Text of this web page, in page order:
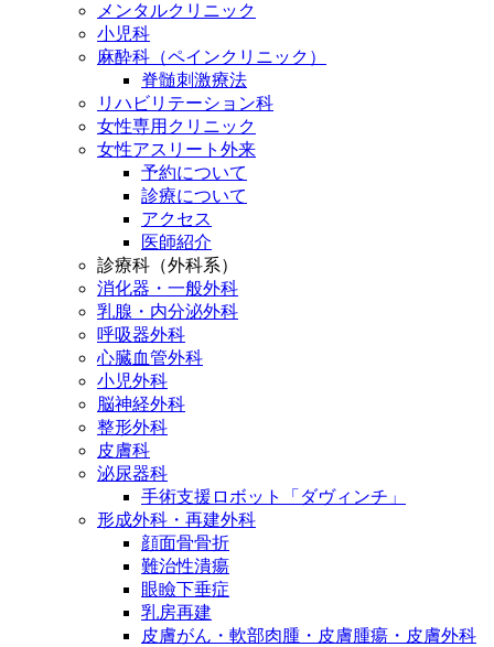
メンタルクリニック
小児科
麻酔科（ペインクリニック）
脊髄刺激療法
リハビリテーション科
女性専用クリニック
女性アスリート外来
予約について
診療について
アクセス
医師紹介
診療科（外科系）
消化器・一般外科
乳腺・内分泌外科
呼吸器外科
心臓血管外科
小児外科
脳神経外科
整形外科
皮膚科
泌尿器科
手術支援ロボット「ダヴィンチ」
形成外科・再建外科
顔面骨骨折
難治性潰瘍
眼瞼下垂症
乳房再建
皮膚がん・軟部肉腫・皮膚腫瘍・皮膚外科